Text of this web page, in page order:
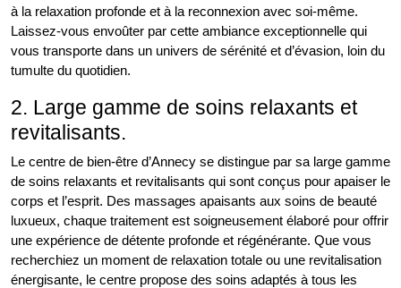
à la relaxation profonde et à la reconnexion avec soi-même.
Laissez-vous envoûter par cette ambiance exceptionnelle qui
vous transporte dans un univers de sérénité et d’évasion, loin du
tumulte du quotidien.
2. Large gamme de soins relaxants et
revitalisants.
Le centre de bien-être d’Annecy se distingue par sa large gamme
de soins relaxants et revitalisants qui sont conçus pour apaiser le
corps et l’esprit. Des massages apaisants aux soins de beauté
luxueux, chaque traitement est soigneusement élaboré pour offrir
une expérience de détente profonde et régénérante. Que vous
recherchiez un moment de relaxation totale ou une revitalisation
énergisante, le centre propose des soins adaptés à tous les